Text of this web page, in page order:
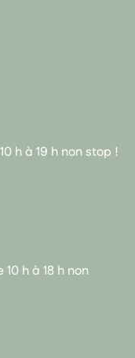
h à 19 h non stop !
h à 18 h non